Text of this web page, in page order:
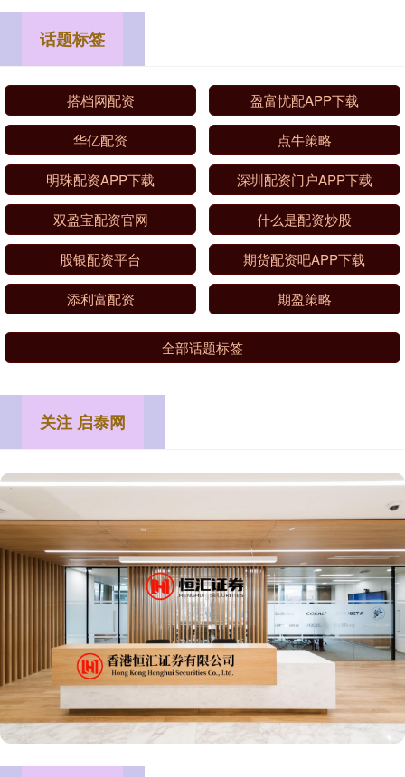
话题标签
搭档网配资 盈富忧配APP下载
华亿配资 点牛策略
明珠配资APP下载 深圳配资门户APP下载
双盈宝配资官网 什么是配资炒股
股银配资平台 期货配资吧APP下载
添利富配资 期盈策略
全部话题标签
关注 启泰网